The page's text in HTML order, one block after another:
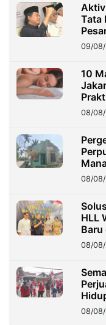
Tata
09/
10
08/
Kini?
08/
HLL
Baru
08/
08/